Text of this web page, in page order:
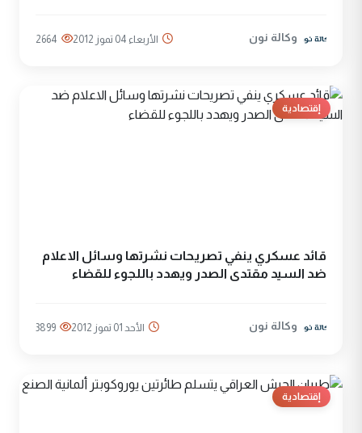
وكالة نون الأربعاء 04 تموز 2012 2664
إقتصادية
قائد عسكري ينفي تصريحات نشرتها وسائل الاعلام
ضد السيد مقتدى الصدر ويهدد باللجوء للقضاء
وكالة نون الأحد 01 تموز 2012 3899
إقتصادية